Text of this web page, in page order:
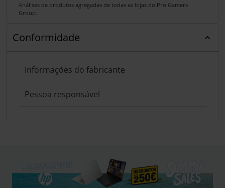
Análises de produtos agregadas de todas as lojas do Pro Gamers
Group.
Conformidade
Informações do fabricante
Pessoa responsável